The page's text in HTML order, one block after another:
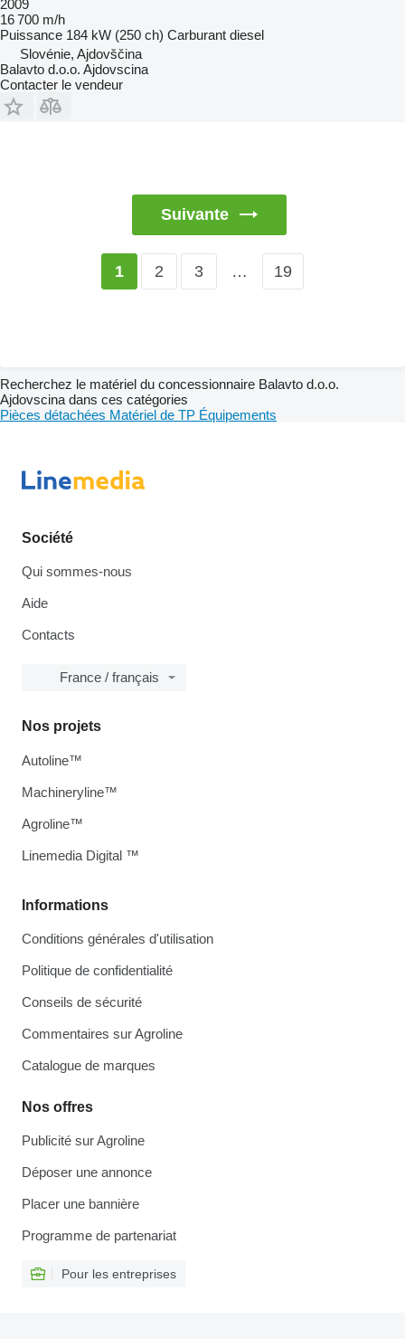
2009
16 700 m/h
Puissance 184 kW (250 ch) Carburant diesel
Slovénie, Ajdovščina
Balavto d.o.o. Ajdovscina
Contacter le vendeur
Suivante
1 2 3 … 19
Recherchez le matériel du concessionnaire Balavto d.o.o.
Ajdovscina dans ces catégories
Pièces détachées Matériel de TP Équipements
Société
Qui sommes-nous
Aide
Contacts
France / français
Informations
Conditions générales d'utilisation
Politique de confidentialité
Conseils de sécurité
Commentaires sur Agroline
Catalogue de marques
Nos offres
Publicité sur Agroline
Déposer une annonce
Placer une bannière
Programme de partenariat
Pour les entreprises
Nos projets
Autoline™
Machineryline™
Agroline™
Linemedia Digital ™